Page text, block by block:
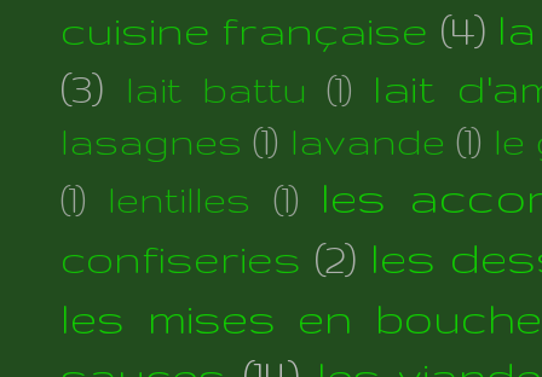
cuisine française (4)
(3)
lait battu (1) lait
lasagnes (1) lavande (1) le
(1)
lentilles (1) les
confiseries (2) les
les mises en bouche